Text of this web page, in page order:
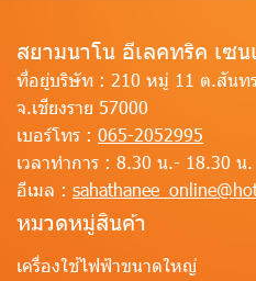
สยามนาโน อีเลคทริค เซน
ที่อยู่บริษัท : 210 หมู่ 11 ต.สันทร
จ.เชียงราย 57000
เบอร์โทร : 065-2052995
เวลาทำการ : 8.30 น.- 18.30 น.
อีเมล :
หมวดหมู่สินค้า
เครื่องใช้ไฟฟ้าขนาดใหญ่